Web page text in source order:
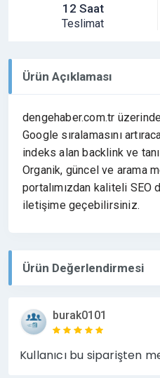
12 Saat
Teslimat
Ürün Açıklaması
dengehaber.com.tr
Google sıralamasını
indeks alan backlink ve
Organik, güncel ve arama
portalımızdan kaliteli
iletişime geçebilirsiniz.
Ürün Değerlendirmesi
burak0101
Kullanıcı bu siparişten